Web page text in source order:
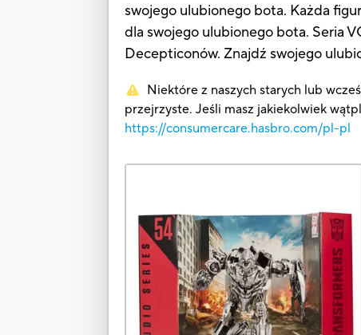
swojego ulubionego bota. Każda
dla swojego ulubionego bota. Seria
Decepticonów. Znajdź swojego
Niektóre z naszych starych lub
przejrzyste. Jeśli masz jakiekolwiek
https://consumercare.hasbro.com/pl-pl